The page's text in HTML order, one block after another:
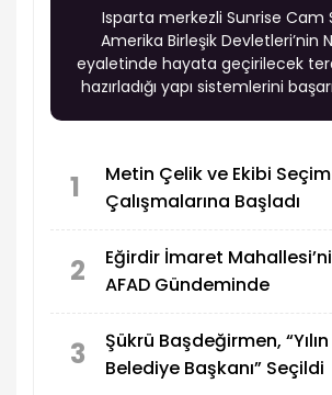
Isparta merkezli Sunrise Cam
Amerika Birleşik Devletleri’nin
eyaletinde hayata geçirilecek
hazırladığı yapı sistemlerini
1
Metin Çelik ve Ekibi Seçim
Çalışmalarına Başladı
2
Eğirdir İmaret
AFAD Gündeminde
3
Şükrü Başdeğirmen, “Yılın
Belediye Başkanı” Seçildi